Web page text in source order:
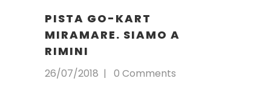
PISTA GO-KART
MIRAMARE. SIAMO A
RIMINI
26/07/2018 0 Comments